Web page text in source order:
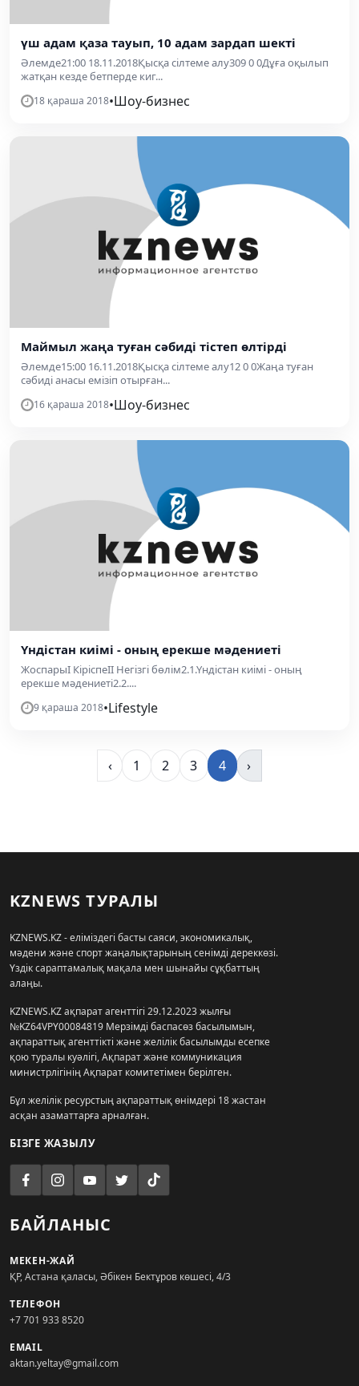
үш адам қаза тауып, 10 адам зардап шекті
Әлемде21:00 18.11.2018Қысқа сілтеме алу309 0 0Дұға оқылып
жатқан кезде бетперде киг...
18 қараша 2018•Шоу-бизнес
Маймыл жаңа туған сәбиді тістеп өлтірді
Әлемде15:00 16.11.2018Қысқа сілтеме алу12 0 0Жаңа туған
сәбиді анасы емізіп отырған...
16 қараша 2018•Шоу-бизнес
Үндістан киімі - оның ерекше мәдениеті
ЖоспарыІ КіріспеІІ Негізгі бөлім2.1.Үндістан киімі - оның
ерекше мәдениеті2.2....
9 қараша 2018•Lifestyle
‹ 1 2 3 4 ›
KZNEWS ТУРАЛЫ
KZNEWS.KZ - еліміздегі басты саяси, экономикалық,
мәдени және спорт жаңалықтарының сенімді дереккөзі.
Үздік сараптамалық мақала мен шынайы сұқбаттың
алаңы.
KZNEWS.KZ ақпарат агенттігі 29.12.2023 жылғы
№KZ64VPY00084819 Мерзімді баспасөз басылымын,
ақпараттық агенттікті және желілік басылымды есепке
қою туралы куәлігі, Ақпарат және коммуникация
министрлігінің Ақпарат комитетімен берілген.
Бұл желілік ресурстың ақпараттық өнімдері 18 жастан
асқан азаматтарға арналған.
БІЗГЕ ЖАЗЫЛУ
БАЙЛАНЫС
МЕКЕН-ЖАЙ
ҚР, Астана қаласы, Әбікен Бектұров көшесі, 4/3
ТЕЛЕФОН
+7 701 933 8520
EMAIL
aktan.yeltay@gmail.com